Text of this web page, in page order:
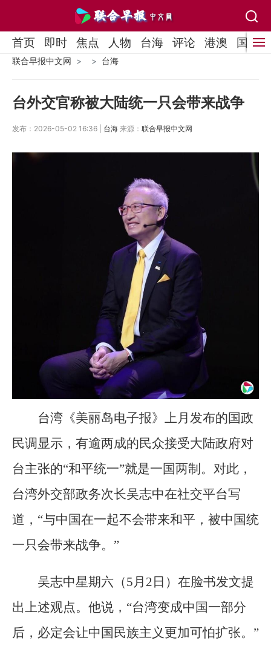
首页 即时 焦点 人物 台海 评论 港澳 国际
联合早报中文网 台海
台外交官称被大陆统一只会带来战争
发布：2026-05-02 16:36 | 台海 来源： 联合早报中文网
台湾《美丽岛电子报》上月发布的国政
民调显示，有逾两成的民众接受大陆政府对
台主张的“和平统一”就是一国两制。对此，
台湾外交部政务次长吴志中在社交平台写
道，“与中国在一起不会带来和平，被中国统
一只会带来战争。”
吴志中星期六（5月2日）在脸书发文提
出上述观点。他说，“台湾变成中国一部分
后，必定会让中国民族主义更加可怕扩张。”